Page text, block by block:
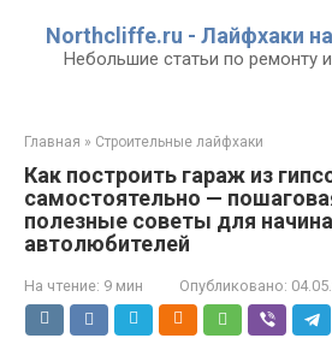
контенту
Northcliffe.ru - Лайфхаки
Небольшие статьи по ремонту
Главная » Строительные лайфхаки
Как построить гараж из
самостоятельно —
полезные советы для
автолюбителей
На чтение: 9 мин Опубликовано: